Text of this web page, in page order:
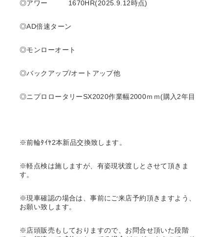
◎アワー 1670HR(2025.9.12時点)
◎AD倍速ターン
◎モンローオート
◎バックアップ/オートアップ他
◎ニプロロータリーSX2020作業幅2000ｍｍ(購入2年目
※前輪ﾀｲﾔ2本新品交換致します。
※軽点検は施しますが、有姿現状渡しとさせて頂きま
す。
※現車確認の場合は、事前にご来店予約頂きますよう、
お願い致します。
※店頭販売もしておりますので、お問合せ頂いた段階